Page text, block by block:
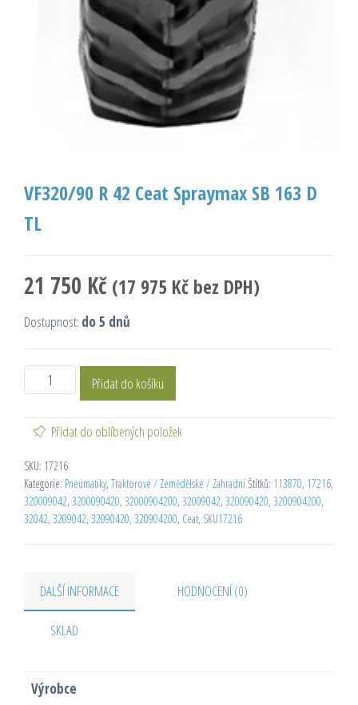
VF320/90 R 42 Ceat Spraymax SB 163 D
TL
21 750 Kč (17 975 Kč bez DPH)
Dostupnost: do 5 dnů
Přidat do košíku
Přidat do oblíbených položek
SKU: 17216
Kategorie: Pneumatiky, Traktorové / Zemědělské / ZahradníŠtítků: 113870, 17216,
320009042, 3200090420, 32000904200, 32009042, 320090420, 3200904200,
32042, 3209042, 32090420, 320904200, Ceat, SKU17216
DALŠÍ INFORMACE HODNOCENÍ (0)
SKLAD
Výrobce